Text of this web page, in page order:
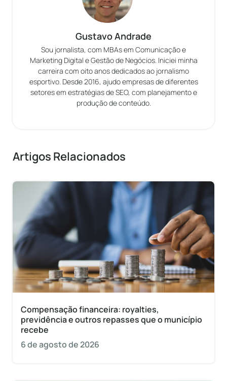
Gustavo Andrade
Sou jornalista, com MBAs em Comunicação e
Marketing Digital e Gestão de Negócios. Iniciei minha
carreira com oito anos dedicados ao jornalismo
esportivo. Desde 2016, ajudo empresas de diferentes
setores em estratégias de SEO, com planejamento e
produção de conteúdo.
Artigos Relacionados
Compensação financeira: royalties,
previdência e outros repasses que o município
recebe
6 de agosto de 2026